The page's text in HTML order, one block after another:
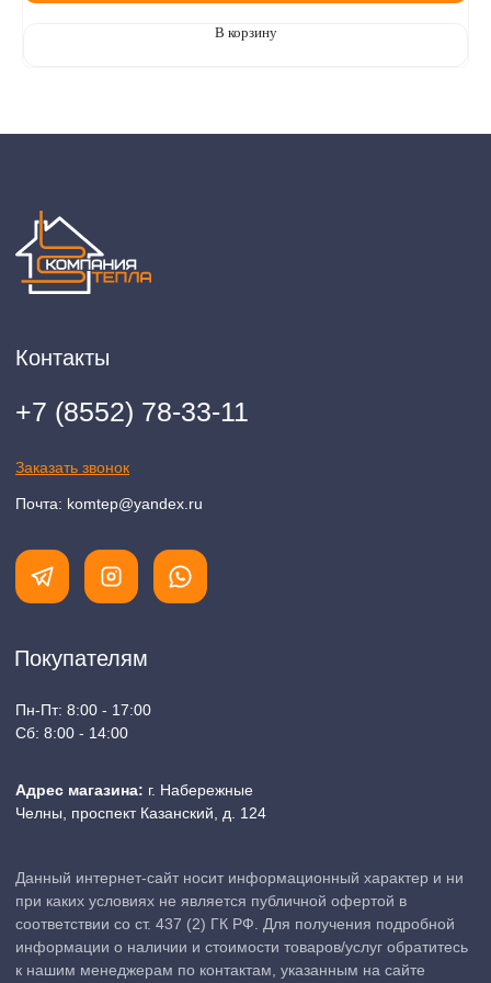
В корзину
(телефон: +7-937-778-33-11, +7 (8552) 78-33-11, email: